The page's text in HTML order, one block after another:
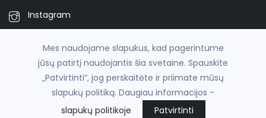
Instagram
© 2026
Pamika
el. parduotuvių nuomafronto.lt
Mes naudojame slapukus, kad pagerintume
jūsų patirtį naudojantis šia svetaine. Spauskite
„Patvirtinti“, jog perskaitėte ir priimate mūsų
slapukų politiką. Daugiau informacijos -
slapukų politikoje
Patvirtinti